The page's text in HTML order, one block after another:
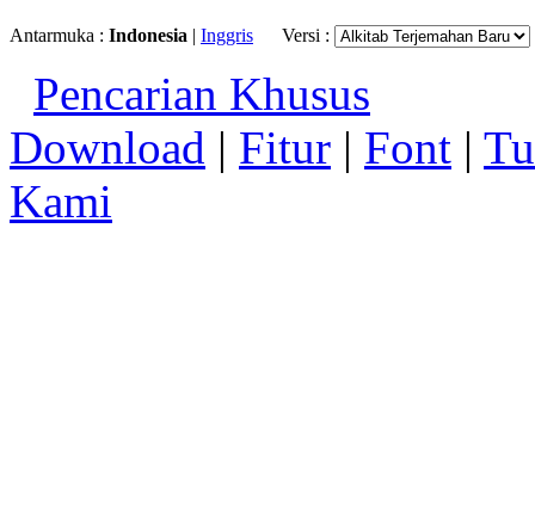
Antarmuka : Indonesia | Inggris Versi :
Pencarian Khusus
Download | Fitur | Font |
Kami